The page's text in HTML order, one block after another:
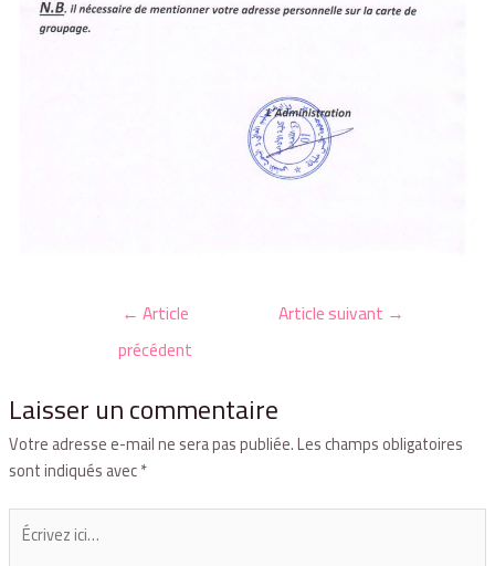
← Article
précédent
Article suivant →
Laisser un commentaire
Votre adresse e-mail ne sera pas publiée.Les champs obligatoires
sont indiqués avec*